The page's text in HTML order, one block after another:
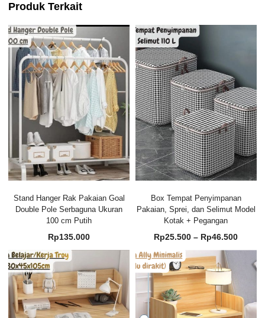
Produk Terkait
Stand Hanger Rak Pakaian Goal
Double Pole Serbaguna Ukuran
100 cm Putih
Rp135.000
Box Tempat Penyimpanan
Pakaian, Sprei, dan Selimut Model
Kotak + Pegangan
Rp25.500 – Rp46.500
harga: